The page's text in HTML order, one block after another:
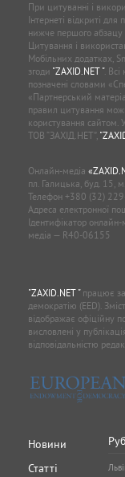
При цитуванні і
Інтернеті відкриті
нижче першого абзацу
Цитування і
Мобільних додатках,
згоди "ZAXID.NET ". Всі
позначені словами
«Партнерський
правил цитування
користування
ТОВ “ЗАХІД.НЕТ”,
Онлайн-медіа
пл. Галицька, буд. 15,
Телефон +380 (32)
Адреса електронної
Ідентифікатор онлайн-
медіа — R40-06155
"ZAXID.NET "працює за
демократію (EED).
відображає офіційну
висловлені у
відповідальністю
Новини
Статті